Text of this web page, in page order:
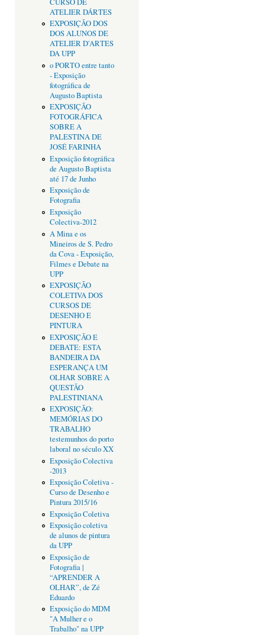
ATELIER DÁRTES
EXPOSIÇÃO DOS
DOS ALUNOS DE
ATELIER D'ARTES
DA UPP
o PORTO entre tanto
- Exposição
fotográfica de
Augusto Baptista
EXPOSIÇÃO
FOTOGRÁFICA
SOBRE A
PALESTINA DE
JOSÉ FARINHA
Exposição fotográfica
de Augusto Baptista
até 17 de Junho
Exposição de
Fotografia
Exposição
Colectiva-2012
A Mina e os
Mineiros de S. Pedro
da Cova - Exposição,
Filmes e Debate na
UPP
EXPOSIÇÃO
COLETIVA DOS
CURSOS DE
DESENHO E
PINTURA
EXPOSIÇÃO E
DEBATE: ESTA
BANDEIRA DA
ESPERANÇA UM
OLHAR SOBRE A
QUESTÃO
PALESTINIANA
EXPOSIÇÃO:
MEMÓRIAS DO
TRABALHO
testemunhos do porto
laboral no século XX
Exposição Colectiva
-2013
Exposição Coletiva -
Curso de Desenho e
Pintura 2015/16
Exposição Coletiva
Exposição coletiva
de alunos de pintura
da UPP
Exposição de
Fotografia |
“APRENDER A
OLHAR”, de Zé
Eduardo
Exposição do MDM
"A Mulher e o
Trabalho" na UPP